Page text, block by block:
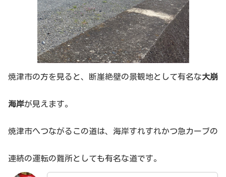
焼津市の方を見ると、断崖絶壁の景観地として有名な大崩
海岸が見えます。
焼津市へつながるこの道は、海岸すれすれかつ急カーブの
連続の運転の難所としても有名な道です。